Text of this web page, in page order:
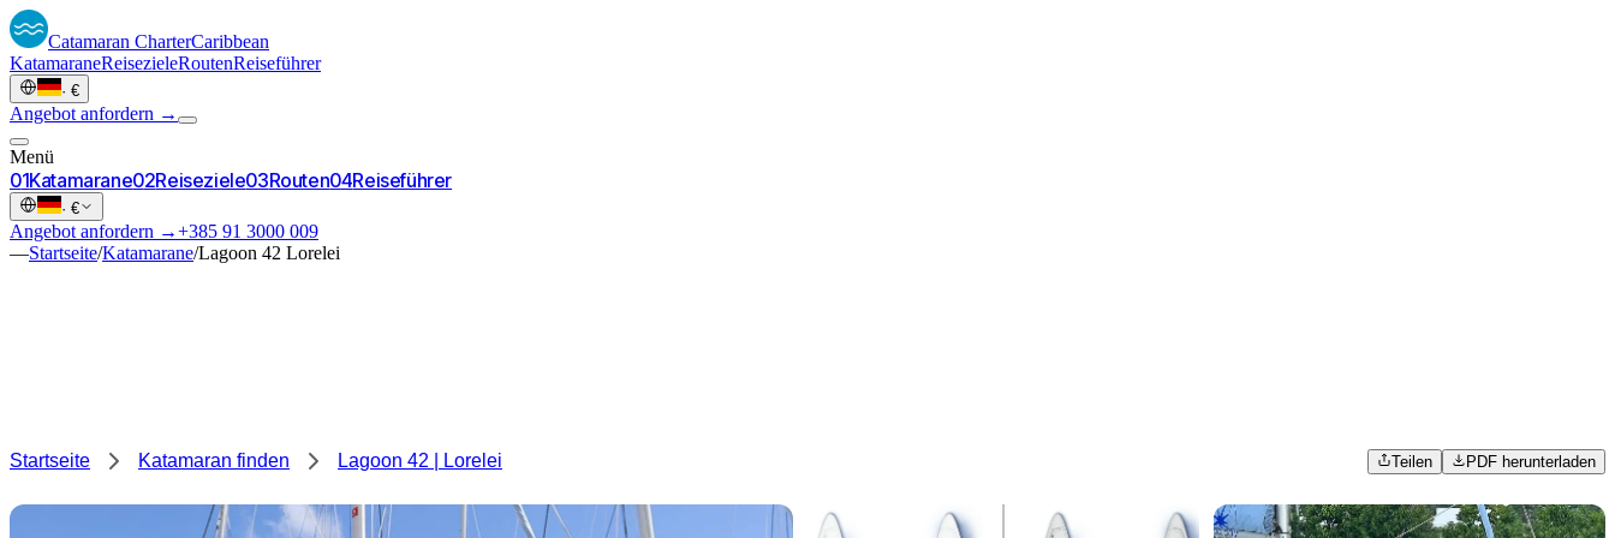
Catamaran CharterCaribbean
KatamaraneReisezieleRoutenReiseführer
· €
Angebot anfordern →
Menü
01Katamarane02Reiseziele03Routen04Reiseführer
· €
Angebot anfordern →+385 91 3000 009
—Startseite/Katamarane/Lagoon 42 Lorelei
Startseite Katamaran finden Lagoon 42 | Lorelei Teilen PDF herunterladen